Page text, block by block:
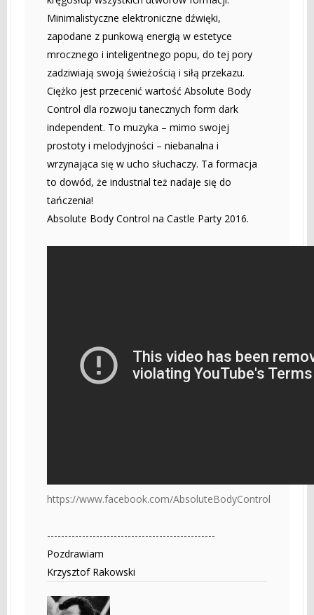
Minimalistyczne elektroniczne dźwięki,
zapodane z punkową energią w estetyce
mrocznego i inteligentnego popu, do tej pory
zadziwiają swoją świeżością i siłą przekazu.
Ciężko jest przecenić wartość Absolute Body
Control dla rozwoju tanecznych form dark
independent. To muzyka – mimo swojej
prostoty i melodyjności – niebanalna i
wrzynająca się w ucho słuchaczy. Ta formacja
to dowód, że industrial też nadaje się do
tańczenia!
Absolute Body Control na Castle Party 2016.
https://www.facebook.com/AbsoluteBodyControl
------------------------------------------------
Pozdrawiam
Krzysztof Rakowski